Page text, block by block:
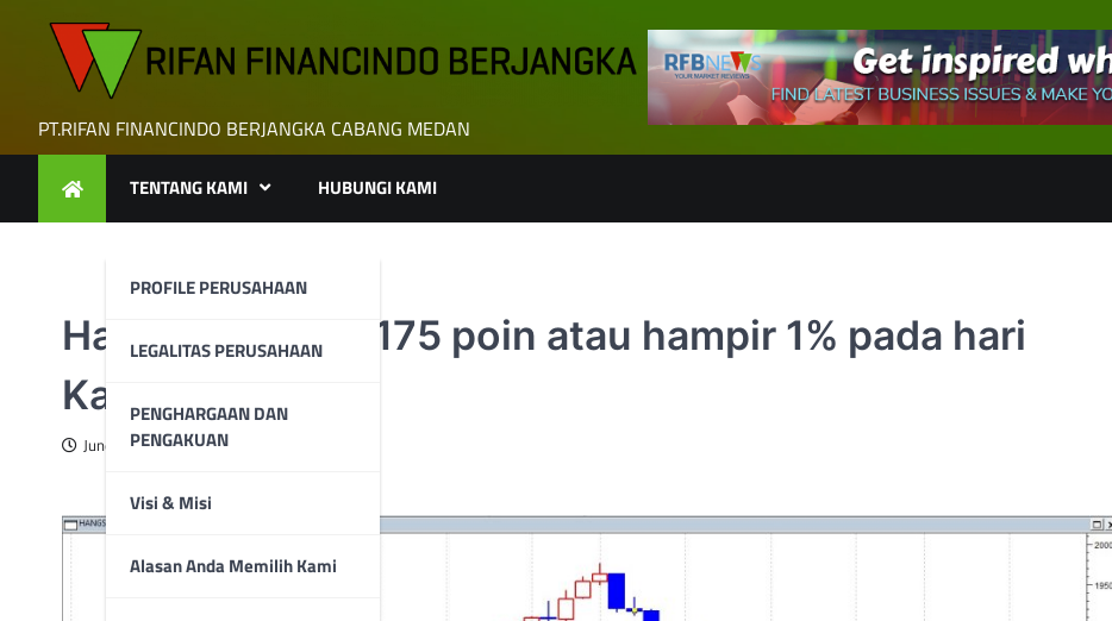
PT.RIFAN FINANCINDO BERJANGKA CABANG MEDAN
TENTANG KAMI
PROFILE PERUSAHAAN
LEGALITAS PERUSAHAAN
PENGHARGAAN DAN
PENGAKUAN
Visi & Misi
Alasan Anda Memilih Kami
HUBUNGI KAMI
Hang Seng naik 175 poin atau hampir 1% pada hari
Kamis (13/06)
June 14, 2024